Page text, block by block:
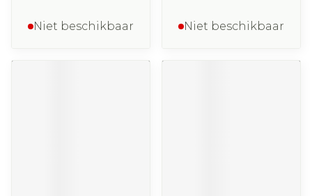
Niet beschikbaar Niet beschikbaar